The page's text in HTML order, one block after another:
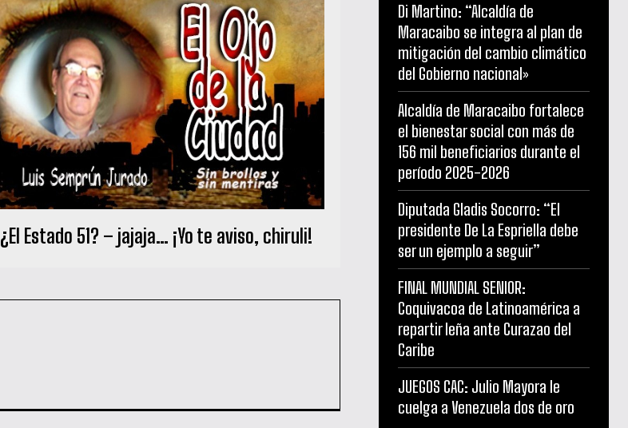
¿El Estado 51? – jajaja… ¡Yo te aviso, chiruli!
Di Martino: “Alcaldía de
Maracaibo se integra al plan de
mitigación del cambio climático
del Gobierno nacional»
Alcaldía de Maracaibo fortalece
el bienestar social con más de
156 mil beneficiarios durante el
período 2025-2026
Diputada Gladis Socorro: “El
presidente De La Espriella debe
ser un ejemplo a seguir”
FINAL MUNDIAL SENIOR:
Coquivacoa de Latinoamérica a
repartir leña ante Curazao del
Caribe
JUEGOS CAC: Julio Mayora le
cuelga a Venezuela dos de oro